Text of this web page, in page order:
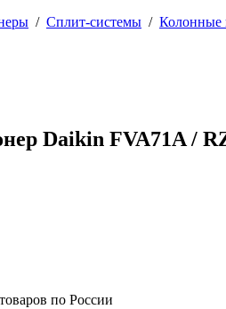
/ Сплит-системы / Колонные
Daikin FVA71A /
по России